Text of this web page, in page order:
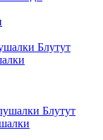
Блутут
Блутут